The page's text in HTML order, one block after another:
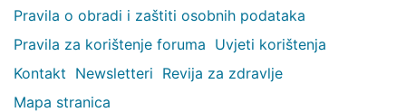
Pravila o obradi i zaštiti osobnih podataka
Pravila za korištenje foruma Uvjeti korištenja
Kontakt Newsletteri Revija za zdravlje
Mapa stranica